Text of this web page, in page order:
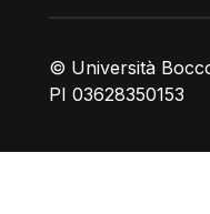
© Università
PI 03628350153